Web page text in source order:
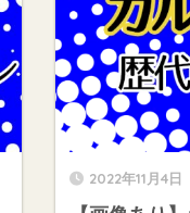
2022年11月4日